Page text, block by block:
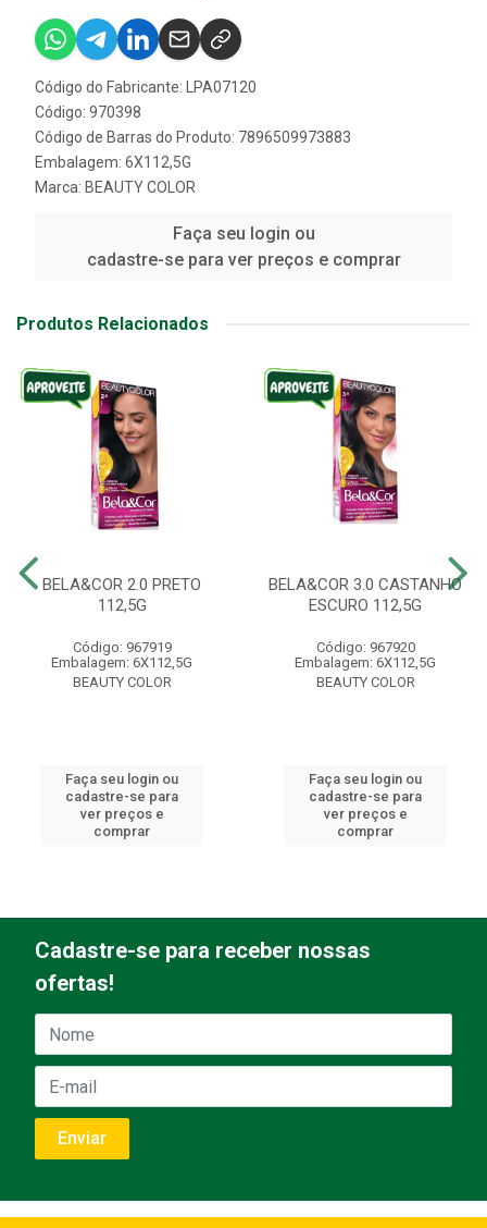
Código do Fabricante: LPA07120
Código: 970398
Código de Barras do Produto: 7896509973883
Embalagem: 6X112,5G
Marca: BEAUTY COLOR
Faça seu login ou
cadastre-se para ver preços e comprar
Produtos Relacionados
BELA&COR 2.0 PRETO
112,5G
Código: 967919
Embalagem: 6X112,5G
BEAUTY COLOR
Faça seu login ou
cadastre-se para
ver preços e
comprar
BELA&COR 3.0 CASTANHO
ESCURO 112,5G
Código: 967920
Embalagem: 6X112,5G
BEAUTY COLOR
Faça seu login ou
cadastre-se para
ver preços e
comprar
Cadastre-se para receber nossas
ofertas!